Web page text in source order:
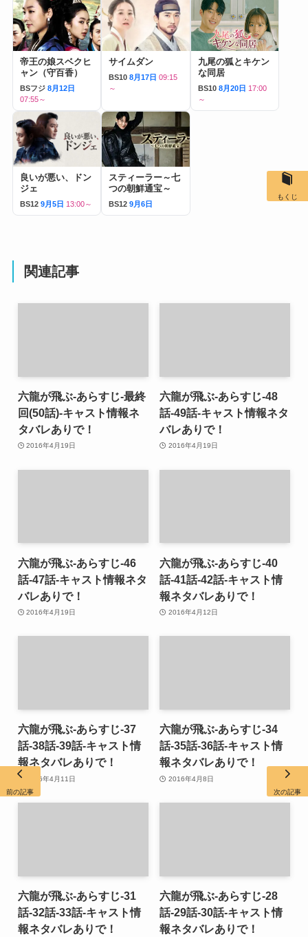
帝王の娘スベクヒ
ャン（守百香）
BSフジ 8月12日
07:55～
サイムダン
BS10 8月17日 09:15
～
九尾の狐とキケン
な同居
BS10 8月20日 17:00
～
良いが悪い、ドン
ジェ
BS12 9月5日 13:00～
スティーラー～七
つの朝鮮通宝～
BS12 9月6日
関連記事
六龍が飛ぶ-あらすじ-最終
回(50話)-キャスト情報ネ
タバレありで！
2016年4月19日
六龍が飛ぶ-あらすじ-48
話-49話-キャスト情報ネタ
バレありで！
2016年4月19日
六龍が飛ぶ-あらすじ-46
話-47話-キャスト情報ネタ
バレありで！
2016年4月19日
六龍が飛ぶ-あらすじ-40
話-41話-42話-キャスト情
報ネタバレありで！
2016年4月12日
六龍が飛ぶ-あらすじ-37
話-38話-39話-キャスト情
報ネタバレありで！
2016年4月11日
六龍が飛ぶ-あらすじ-34
話-35話-36話-キャスト情
報ネタバレありで！
2016年4月8日
六龍が飛ぶ-あらすじ-31
話-32話-33話-キャスト情
報ネタバレありで！
六龍が飛ぶ-あらすじ-28
話-29話-30話-キャスト情
報ネタバレありで！
前の記事 次の記事
もくじ